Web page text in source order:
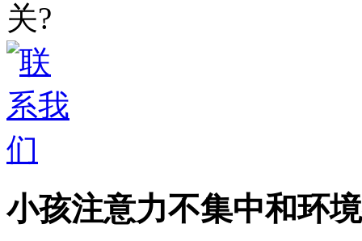
关?
小孩注意力不集中和环